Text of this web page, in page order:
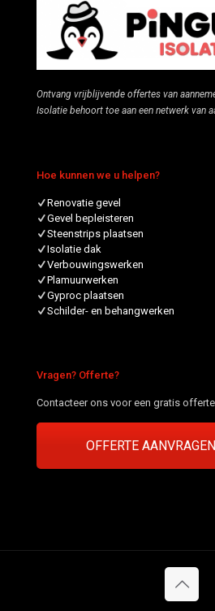
Ontvang vrijblijvende offertes van
Isolatie behoort toe aan een netwerk van
Hoe kunnen we u helpen?
Renovatie gevel
Gevel bepleisteren
Steenstrips plaatsen
Isolatie dak
Verbouwingswerken
Plamuurwerken
Gyproc plaatsen
Schilder- en behangwerken
Vragen? Offerte?
Contacteer ons voor een gratis
OFFERTE AANVRAGEN